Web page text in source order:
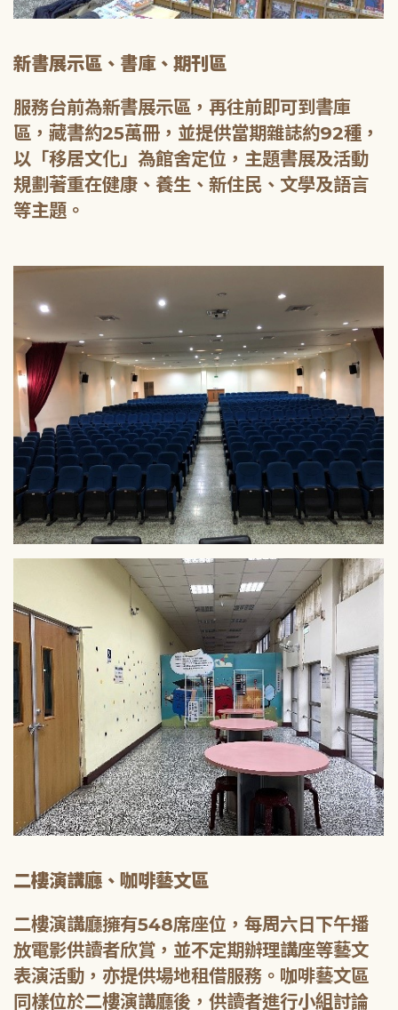
新書展示區、書庫、期刊區
服務台前為新書展示區，再往前即可到書庫
區，藏書約25萬冊，並提供當期雜誌約92種，
以「移居文化」為館舍定位，主題書展及活動
規劃著重在健康、養生、新住民、文學及語言
等主題。
二樓演講廳、咖啡藝文區
二樓演講廳擁有548席座位，每周六日下午播
放電影供讀者欣賞，並不定期辦理講座等藝文
表演活動，亦提供場地租借服務。咖啡藝文區
同樣位於二樓演講廳後，供讀者進行小組討論